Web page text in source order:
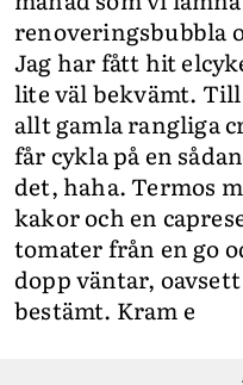
renoveringsbubbla
Jag har fått hit
lite väl bekvämt.
allt gamla rangliga
får cykla på en
det, haha. Termos
kakor och en
tomater från en go
dopp väntar,
bestämt. Kram e